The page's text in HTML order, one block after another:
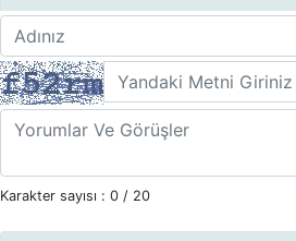
Karakter sayısı : 0 / 20